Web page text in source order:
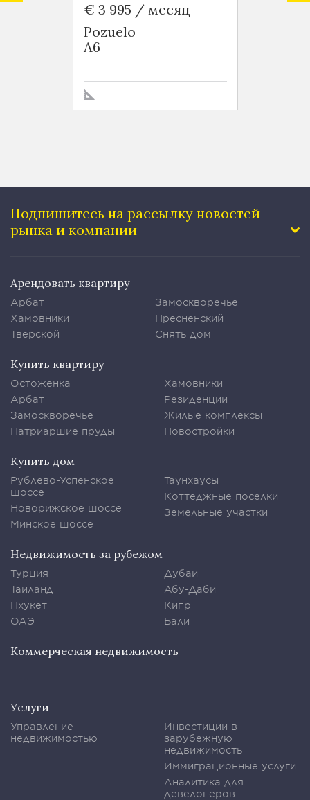
€ 3 995 / месяц
Pozuelo
A6
Подпишитесь на рассылку новостей
рынка и компании
Арендовать квартиру
Арбат
Хамовники
Тверской
Замоскворечье
Пресненский
Снять дом
Купить квартиру
Остоженка
Арбат
Замоскворечье
Патриаршие пруды
Хамовники
Резиденции
Жилые комплексы
Новостройки
Купить дом
Рублево-Успенское
шоссе
Новорижское шоссе
Минское шоссе
Таунхаусы
Коттеджные поселки
Земельные участки
Недвижимость за рубежом
Турция
Таиланд
Пхукет
ОАЭ
Дубаи
Абу-Даби
Кипр
Бали
Коммерческая недвижимость
Услуги
Управление
недвижимостью
Инвестиции в
зарубежную
недвижимость
Иммиграционные услуги
Аналитика для
девелоперов